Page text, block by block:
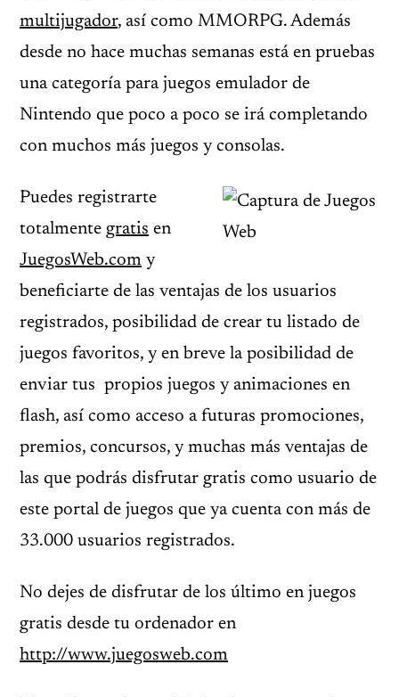
multijugador, así como MMORPG. Además
desde no hace muchas semanas está en pruebas
una categoría para juegos emulador de
Nintendo que poco a poco se irá completando
con muchos más juegos y consolas.
Puedes registrarte
totalmente gratis en
JuegosWeb.com y
beneficiarte de las ventajas de los usuarios
registrados, posibilidad de crear tu listado de
juegos favoritos, y en breve la posibilidad de
enviar tus propios juegos y animaciones en
flash, así como acceso a futuras promociones,
premios, concursos, y muchas más ventajas de
las que podrás disfrutar gratis como usuario de
este portal de juegos que ya cuenta con más de
33.000 usuarios registrados.
No dejes de disfrutar de los último en juegos
gratis desde tu ordenador en
http://www.juegosweb.com